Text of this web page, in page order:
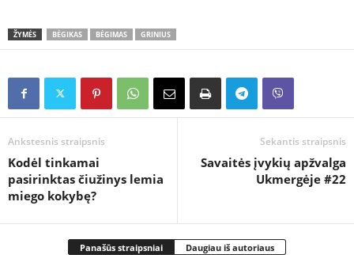
ŽYMĖS BĖGIKAS BĖGIMAS GRINIUS
Ankstesnis straipsnis
Kodėl tinkamai
pasirinktas čiužinys lemia
miego kokybę?
Sekantis straipsnis
Savaitės įvykių apžvalga
Ukmergėje #22
Panašūs straipsniai Daugiau iš autoriaus